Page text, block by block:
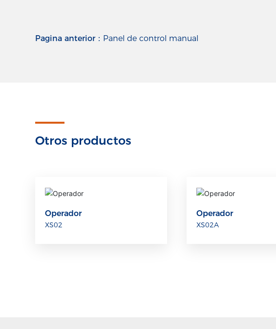
Pagina anterior： Panel de control manual
Otros productos
Operador
XS02
Operador
XS02A